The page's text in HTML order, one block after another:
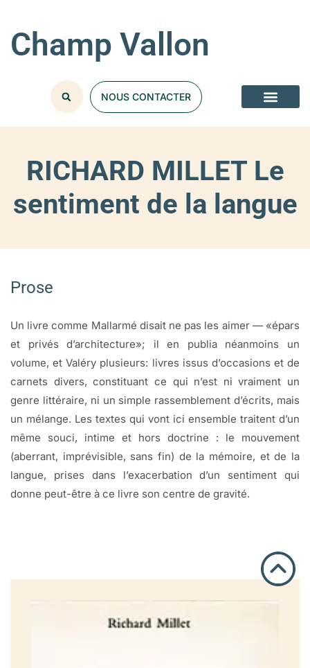
Champ Vallon
NOUS CONTACTER
RICHARD MILLET Le
sentiment de la langue
Prose
Un livre comme Mallarmé disait ne pas les aimer — «épars
et privés d’architecture»; il en publia néanmoins un
volume, et Valéry plusieurs: livres issus d’occasions et de
carnets divers, constituant ce qui n’est ni vraiment un
genre littéraire, ni un simple rassemblement d’écrits, mais
un mélange. Les textes qui vont ici ensemble traitent d’un
même souci, intime et hors doctrine : le mouvement
(aberrant, imprévisible, sans fin) de la mémoire, et de la
langue, prises dans l’exacerbation d’un sentiment qui
donne peut-être à ce livre son centre de gravité.